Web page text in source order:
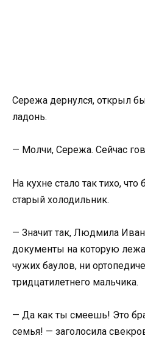
Сережа дернулся, открыл
ладонь.
— Молчи, Сережа. Сейчас
На кухне стало так тихо,
старый холодильник.
— Значит так, Людмила
документы на которую
чужих баулов, ни
тридцатилетнего мальчика.
— Да как ты смеешь! Это
семья! — заголосила